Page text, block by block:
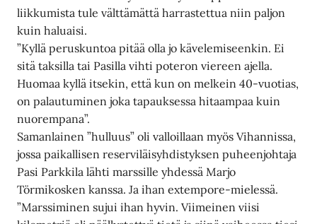
liikkumista tule välttämättä harrastettua niin paljon
kuin haluaisi.
”Kyllä peruskuntoa pitää olla jo kävelemiseenkin. Ei
sitä taksilla tai Pasilla vihti poteron viereen ajella.
Huomaa kyllä itsekin, että kun on melkein 40-vuotias,
on palautuminen joka tapauksessa hitaampaa kuin
nuorempana”.
Samanlainen ”hulluus” oli valloillaan myös Vihannissa,
jossa paikallisen reserviläisyhdistyksen puheenjohtaja
Pasi Parkkila lähti marssille yhdessä Marjo
Törmikosken kanssa. Ja ihan extempore-mielessä.
”Marssiminen sujui ihan hyvin. Viimeinen viisi